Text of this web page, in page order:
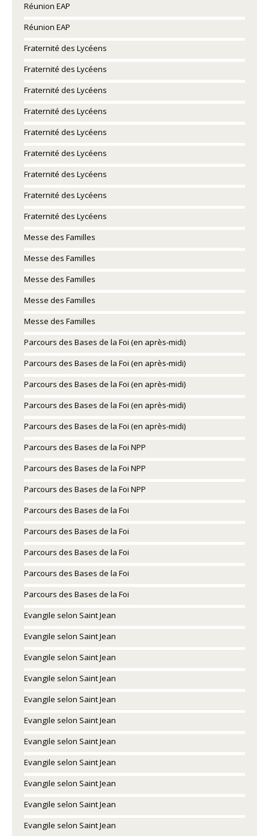
Réunion EAP
Réunion EAP
Fraternité des Lycéens
Fraternité des Lycéens
Fraternité des Lycéens
Fraternité des Lycéens
Fraternité des Lycéens
Fraternité des Lycéens
Fraternité des Lycéens
Fraternité des Lycéens
Fraternité des Lycéens
Messe des Familles
Messe des Familles
Messe des Familles
Messe des Familles
Messe des Familles
Parcours des Bases de la Foi (en après-midi)
Parcours des Bases de la Foi (en après-midi)
Parcours des Bases de la Foi (en après-midi)
Parcours des Bases de la Foi (en après-midi)
Parcours des Bases de la Foi (en après-midi)
Parcours des Bases de la Foi NPP
Parcours des Bases de la Foi NPP
Parcours des Bases de la Foi NPP
Parcours des Bases de la Foi
Parcours des Bases de la Foi
Parcours des Bases de la Foi
Parcours des Bases de la Foi
Parcours des Bases de la Foi
Evangile selon Saint Jean
Evangile selon Saint Jean
Evangile selon Saint Jean
Evangile selon Saint Jean
Evangile selon Saint Jean
Evangile selon Saint Jean
Evangile selon Saint Jean
Evangile selon Saint Jean
Evangile selon Saint Jean
Evangile selon Saint Jean
Evangile selon Saint Jean